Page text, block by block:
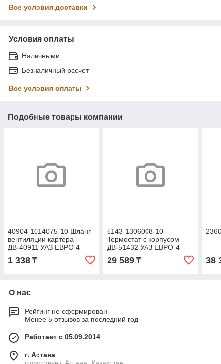
Все условия доставки
Условия оплаты
Наличными
Безналичный расчет
Все условия оплаты
Подобные товары компании
40904-1014075-10 Шланг
вентиляции картера
ДВ-40911 УАЗ ЕВРО-4
1 338 ₸
5143-1306008-10
Термостат с корпусом
ДВ-51432 УАЗ ЕВРО-4
29 589₸ 38
О нас
Рейтинг не сформирован
Менее 5 отзывов за последний год
Работает с 05.09.2014
г. Астана
отсутствует, Астана, Казахстан